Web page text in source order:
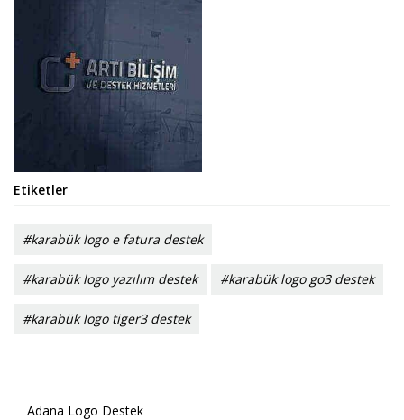
Etiketler
#karabük logo e fatura destek
#karabük logo yazılım destek #karabük logo go3 destek
#karabük logo tiger3 destek
Adana Logo Destek